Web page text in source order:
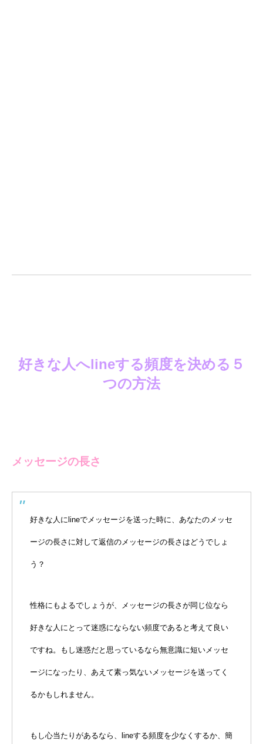
好きな人へlineする頻度を決める５
つの方法
メッセージの長さ
好きな人にlineでメッセージを送った時に、あなたのメッセ
ージの長さに対して返信のメッセージの長さはどうでしょ
う？
性格にもよるでしょうが、メッセージの長さが同じ位なら
好きな人にとって迷惑にならない頻度であると考えて良い
ですね。もし迷惑だと思っているなら無意識に短いメッセ
ージになったり、あえて素っ気ないメッセージを送ってく
るかもしれません。
もし心当たりがあるなら、lineする頻度を少なくするか、簡